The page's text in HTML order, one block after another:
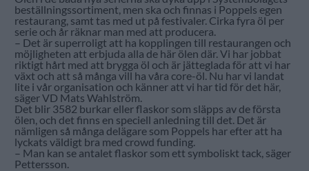
beställningssortiment, men ska och finnas i Poppels egen
restaurang, samt tas med ut på festivaler. Cirka fyra öl per
serie och år räknar man med att producera.
– Det är superroligt att ha kopplingen till restaurangen och
möjligheten att erbjuda alla de här ölen där. Vi har jobbat
riktigt hårt med att brygga öl och är jätteglada för att vi har
växt och att så många vill ha våra core-öl. Nu har vi landat
lite i vår organisation och känner att vi har tid för det här,
säger VD Mats Wahlström.
Det blir 3582 burkar eller flaskor som släpps av de första
ölen, och det finns en speciell anledning till det. Det är
nämligen så många delägare som Poppels har efter att ha
lyckats väldigt bra med crowd funding.
– Man kan se antalet flaskor som ett symboliskt tack, säger
Pettersson.